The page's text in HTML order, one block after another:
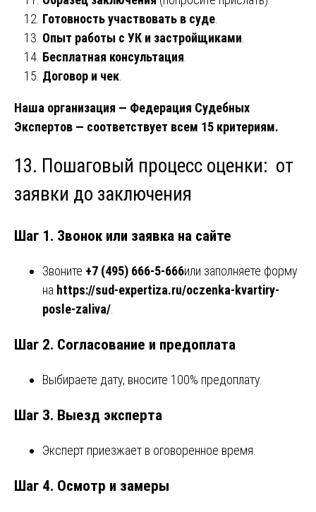
Готовность участвовать в суде
Опыт работы с УК и застройщиками
Бесплатная консультация
Договор и чек
Наша организация — Федерация Судебных
Экспертов — соответствует всем 15 критериям.
13. Пошаговый процесс оценки: от
заявки до заключения
Шаг 1. Звонок или заявка на сайте
Звоните +7 (495) 666-5-666или заполняете форму
на https://sud-expertiza.ru/oczenka-kvartiry-
posle-zaliva/
Шаг 2. Согласование и предоплата
Выбираете дату, вносите 100% предоплату.
Шаг 3. Выезд эксперта
Эксперт приезжает в оговоренное время.
Шаг 4. Осмотр и замеры